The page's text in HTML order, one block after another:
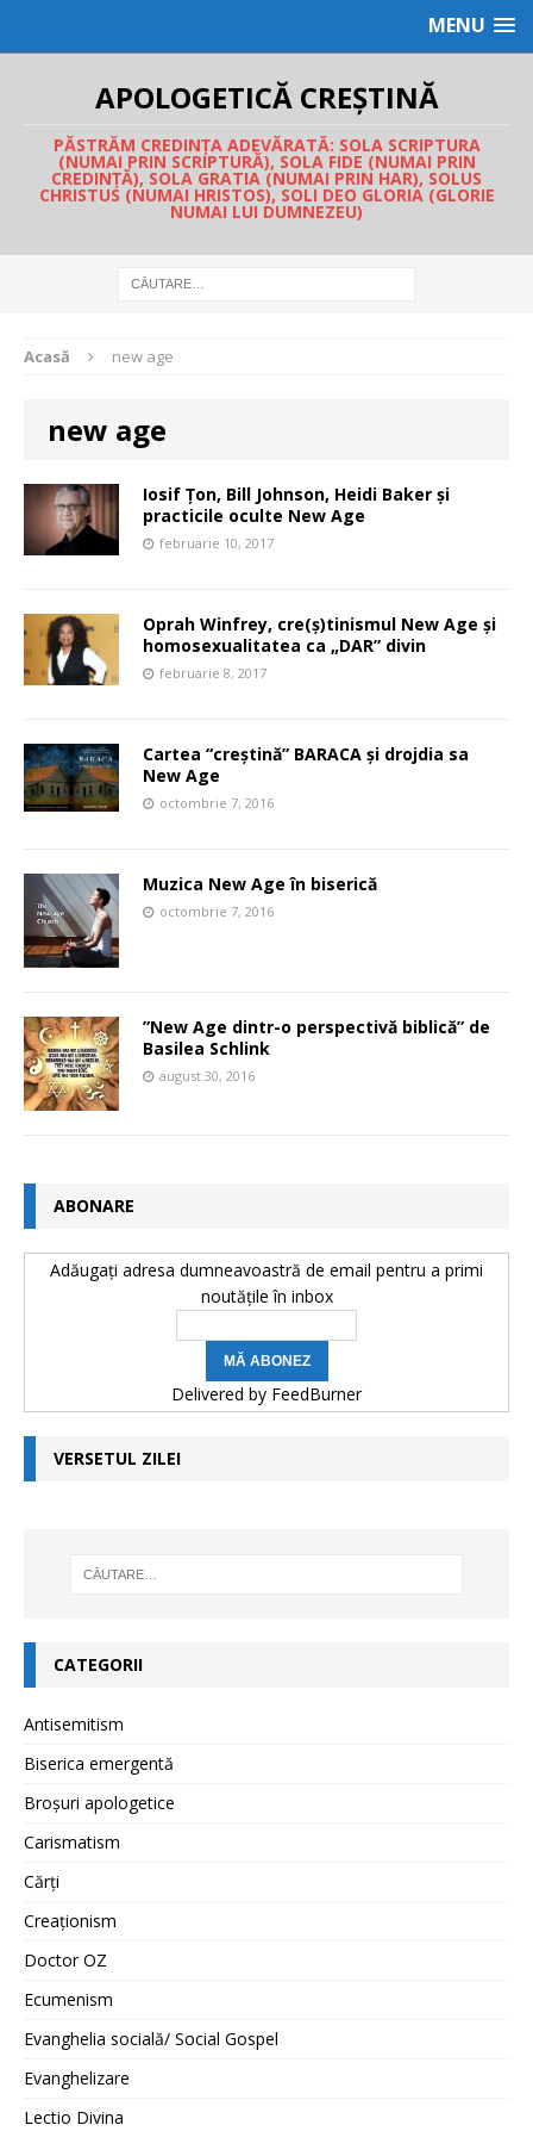
MENU
APOLOGETICĂ CREȘTINĂ
PĂSTRĂM CREDINȚA ADEVĂRATĂ: SOLA SCRIPTURA
(NUMAI PRIN SCRIPTURĂ), SOLA FIDE (NUMAI PRIN
CREDINȚĂ), SOLA GRATIA (NUMAI PRIN HAR), SOLUS
CHRISTUS (NUMAI HRISTOS), SOLI DEO GLORIA (GLORIE
NUMAI LUI DUMNEZEU)
Acasă new age
new age
Iosif Țon, Bill Johnson, Heidi Baker și
practicile oculte New Age
februarie 10, 2017
Oprah Winfrey, cre(ș)tinismul New Age și
homosexualitatea ca „DAR” divin
februarie 8, 2017
Cartea “creștină” BARACA și drojdia sa
New Age
octombrie 7, 2016
Muzica New Age în biserică
octombrie 7, 2016
”New Age dintr-o perspectivă biblică” de
Basilea Schlink
august 30, 2016
ABONARE
Adăugați adresa dumneavoastră de email pentru a primi
noutățile în inbox
Delivered by FeedBurner
VERSETUL ZILEI
CATEGORII
Antisemitism
Biserica emergentă
Broșuri apologetice
Carismatism
Cărți
Creaționism
Doctor OZ
Ecumenism
Evanghelia socială/ Social Gospel
Evanghelizare
Lectio Divina